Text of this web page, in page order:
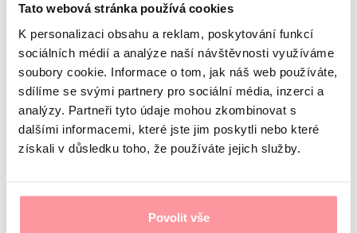
Tato webová stránka používá cookies
K personalizaci obsahu a reklam, poskytování funkcí
sociálních médií a analýze naší návštěvnosti využíváme
soubory cookie. Informace o tom, jak náš web používáte,
sdílíme se svými partnery pro sociální média, inzerci a
analýzy. Partneři tyto údaje mohou zkombinovat s
dalšími informacemi, které jste jim poskytli nebo které
získali v důsledku toho, že používáte jejich služby.
Povolit vše
discreta possibile, non aver paura di chiedere nulla
Tutte le comunicazioni sono crittografate
utilizzando SSL e seguono le nostre regolepolitica sulla
Sono d'accordo conprotezione dei dati personali
Il